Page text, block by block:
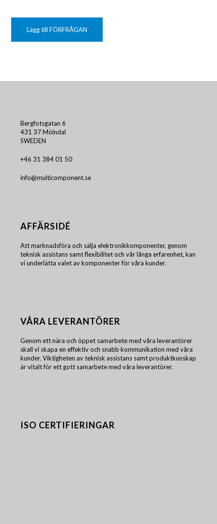
Lägg till FÖRFRÅGAN
Bergfotsgatan 6
431 37 Mölndal
SWEDEN
+46 31 384 01 50
info@multicomponent.se
AFFÄRSIDÉ
Att marknadsföra och sälja elektronikkomponenter, genom
teknisk assistans samt flexibilitet och vår långa erfarenhet, kan
vi underlätta valet av komponenter för våra kunder.
VÅRA LEVERANTÖRER
Genom ett nära och öppet samarbete med våra leverantörer
skall vi skapa en effektiv och snabb kommunikation med våra
kunder. Viktigheten av teknisk assistans samt produktkunskap
är vitalt för ett gott samarbete med våra leverantörer.
ISO CERTIFIERINGAR